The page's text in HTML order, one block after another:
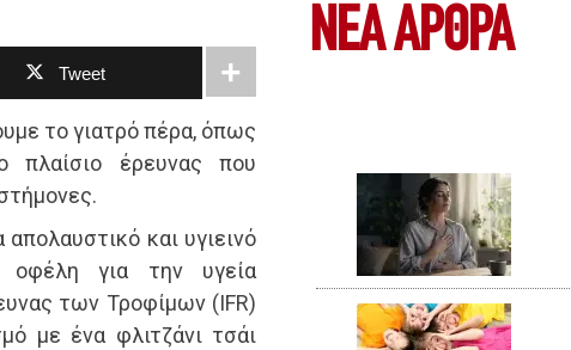
Tweet
το γιατρό πέρα, όπως
πλαίσιο έρευνας που
και υγιεινό
οφέλη για την υγεία
των Τροφίμων (IFR)
με ένα φλιτζάνι τσάι
ΝΕΑ ΆΡΘΡΑ